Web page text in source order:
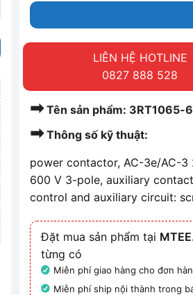
LIÊN HỆ HOTLINE
0827 888 528
➡Tên sản phẩm: 3RT1065-
➡Thông số kỹ thuật:
power contactor, AC-3e/AC-
600 V 3-pole, auxiliary
control and auxiliary circuit:
Đặt mua sản phẩm tại
từng có
Miễn phí giao hàng cho đơn
Miễn phí ship nội thành trong